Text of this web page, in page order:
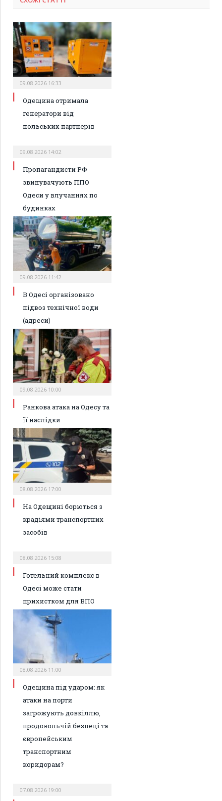
09.08.2026 16:33
Одещина отримала
генератори від
польських партнерів
09.08.2026 14:02
Пропагандисти РФ
звинувачують ППО
Одеси у влучаннях по
будинках
09.08.2026 11:42
В Одесі організовано
підвоз технічної води
(адреси)
09.08.2026 10:00
Ранкова атака на Одесу та
її наслідки
08.08.2026 17:00
На Одещині борються з
крадіями транспортних
засобів
08.08.2026 15:08
Готельний комплекс в
Одесі може стати
прихистком для ВПО
08.08.2026 11:00
Одещина під ударом: як
атаки на порти
загрожують довкіллю,
продовольчій безпеці та
європейським
транспортним
коридорам?
07.08.2026 19:00